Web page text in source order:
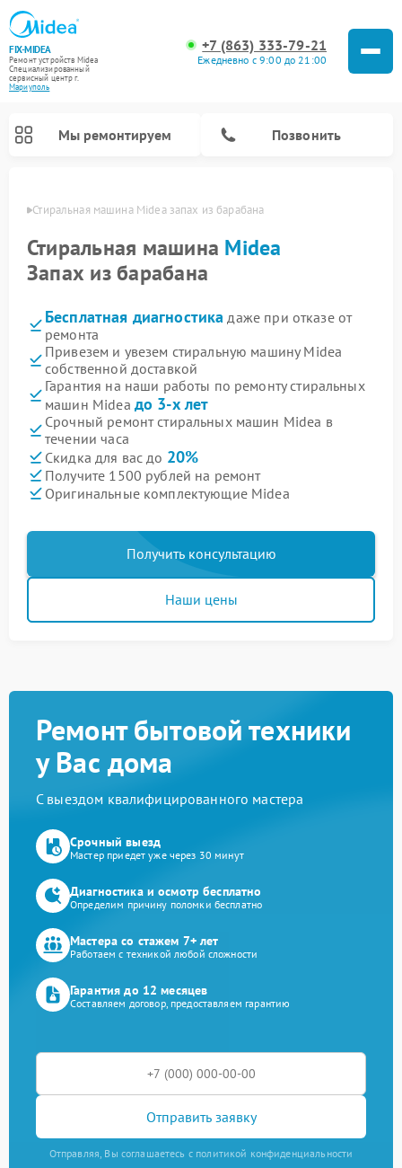
FIX-MIDEA
Ремонт устройств Midea
Специализированный
cервисный центр г.
Мариуполь
+7 (863) 333-79-21
Ежедневно с 9:00 до 21:00
Мы ремонтируем Позвонить
Стиральная машина Midea запах из барабана
Стиральная машина Midea
Запах из барабана
Бесплатная диагностика даже при отказе от
ремонта
Привезем и увезем стиральную машину Midea
собственной доставкой
Гарантия на наши работы по ремонту стиральных
машин Midea до 3-х лет
Срочный ремонт стиральных машин Midea в
течении часа
Скидка для вас до 20%
Получите 1500 рублей на ремонт
Оригинальные комплектующие Midea
Получить консультацию
Наши цены
Ремонт бытовой техники
у Вас дома
С выездом квалифицированного мастера
Срочный выезд
Мастер приедет уже через 30 минут
Диагностика и осмотр бесплатно
Определим причину поломки бесплатно
Мастера со стажем 7+ лет
Работаем с техникой любой сложности
Гарантия до 12 месяцев
Составляем договор, предоставляем гарантию
Отправить заявку
Отправляя, Вы соглашаетесь с политикой конфиденциальности